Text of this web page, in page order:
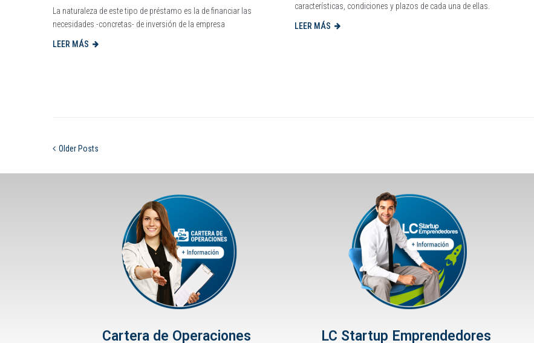
La naturaleza de este tipo de préstamo es la de financiar las
necesidades -concretas- de inversión de la empresa
LEER MÁS
características, condiciones y plazos de cada una de ellas.
LEER MÁS
Older Posts
Cartera de Operaciones LC Startup Emprendedores